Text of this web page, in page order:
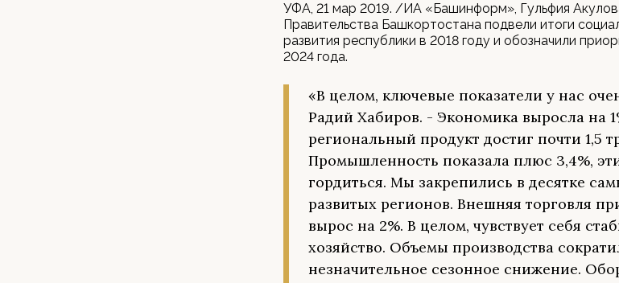
УФА, 21 мар 2019. /ИА «Башинформ», Гульфия
Правительства Башкортостана подвели итоги
развития республики в 2018 году и обозначили
2024 года.
«В целом, ключевые показатели у нас
Радий Хабиров. - Экономика выросла на
региональный продукт достиг почти 1,5
Промышленность показала плюс 3,4%,
гордиться. Мы закрепились в десятке
развитых регионов. Внешняя торговля
вырос на 2%. В целом, чувствует себя
хозяйство. Объемы производства
незначительное сезонное снижение.